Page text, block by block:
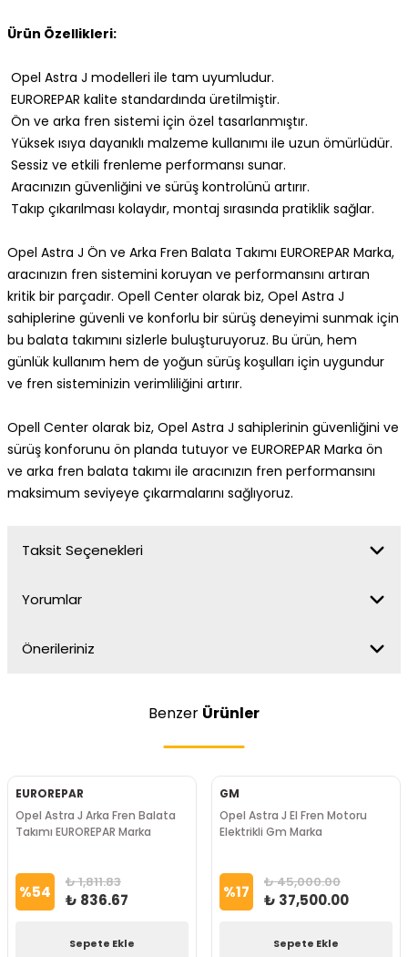
Ürün Özellikleri:
Opel Astra J modelleri ile tam uyumludur.
EUROREPAR kalite standardında üretilmiştir.
Ön ve arka fren sistemi için özel tasarlanmıştır.
Yüksek ısıya dayanıklı malzeme kullanımı ile uzun ömürlüdür.
Sessiz ve etkili frenleme performansı sunar.
Aracınızın güvenliğini ve sürüş kontrolünü artırır.
Takıp çıkarılması kolaydır, montaj sırasında pratiklik sağlar.
Opel Astra J Ön ve Arka Fren Balata Takımı EUROREPAR Marka,
aracınızın fren sistemini koruyan ve performansını artıran
kritik bir parçadır. Opell Center olarak biz, Opel Astra J
sahiplerine güvenli ve konforlu bir sürüş deneyimi sunmak için
bu balata takımını sizlerle buluşturuyoruz. Bu ürün, hem
günlük kullanım hem de yoğun sürüş koşulları için uygundur
ve fren sisteminizin verimliliğini artırır.
Opell Center olarak biz, Opel Astra J sahiplerinin güvenliğini ve
sürüş konforunu ön planda tutuyor ve EUROREPAR Marka ön
ve arka fren balata takımı ile aracınızın fren performansını
maksimum seviyeye çıkarmalarını sağlıyoruz.
Taksit Seçenekleri
Yorumlar
Önerileriniz
Benzer Ürünler
EUROREPAR
Opel Astra J Arka Fren Balata
Takımı EUROREPAR Marka
%54 ₺ 1,811.83
₺ 836.67
Sepete Ekle
GM
Opel Astra J El Fren Motoru
Elektrikli Gm Marka
%17 ₺ 45,000.00
₺ 37,500.00
Sepete Ekle